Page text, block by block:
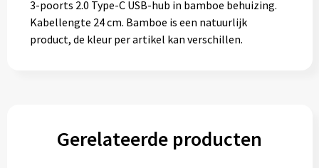
3-poorts 2.0 Type-C USB-hub in bamboe behuizing.
Kabellengte 24 cm. Bamboe is een natuurlijk
product, de kleur per artikel kan verschillen.
Gerelateerde producten